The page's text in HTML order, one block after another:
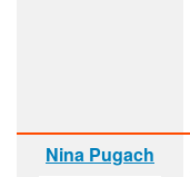
Nina Pugach